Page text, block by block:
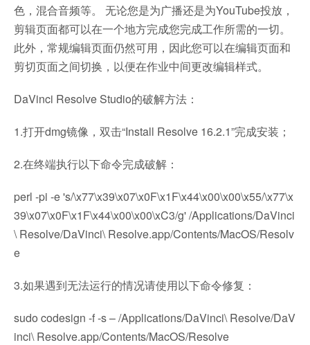
色，混合音频等。 无论您是为广播还是为YouTube投放，
剪辑页面都可以在一个地方完成您完成工作所需的一切。
此外，常规编辑页面仍然可用，因此您可以在编辑页面和
剪切页面之间切换，以便在作业中间更改编辑样式。
DaVinci Resolve Studio的破解方法：
1.打开dmg镜像，双击“Install Resolve 16.2.1”完成安装；
2.在终端执行以下命令完成破解：
perl -pi -e 's/\x77\x39\x07\x0F\x1F\x44\x00\x00\x55/\x77\x
39\x07\x0F\x1F\x44\x00\x00\xC3/g' /Applications/DaVinci
\ Resolve/DaVinci\ Resolve.app/Contents/MacOS/Resolv
e
3.如果遇到无法运行的情况请使用以下命令修复：
sudo codesign -f -s – /Applications/DaVinci\ Resolve/DaV
inci\ Resolve.app/Contents/MacOS/Resolve